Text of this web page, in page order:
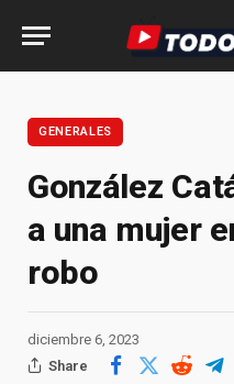
GENERALES
González
a una mujer
robo
diciembre 6, 2023
Share